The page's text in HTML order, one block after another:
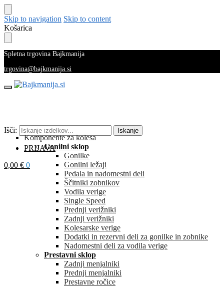
Skip to navigation Skip to content
Košarica
Spletna trgovina Bajkmanija
trgovina@bajkmanija.si
Išči: Iskanje
PRIJAVA
0,00 € 0
Komponente za kolesa
Gonilni sklop
Gonilke
Gonilni ležaji
Pedala in nadomestni deli
Ščitniki zobnikov
Vodila verige
Single Speed
Prednji verižniki
Zadnji verižniki
Kolesarske verige
Dodatki in rezervni deli za gonilke in zobnike
Nadomestni deli za vodila verige
Prestavni sklop
Zadnji menjalniki
Prednji menjalniki
Prestavne ročice